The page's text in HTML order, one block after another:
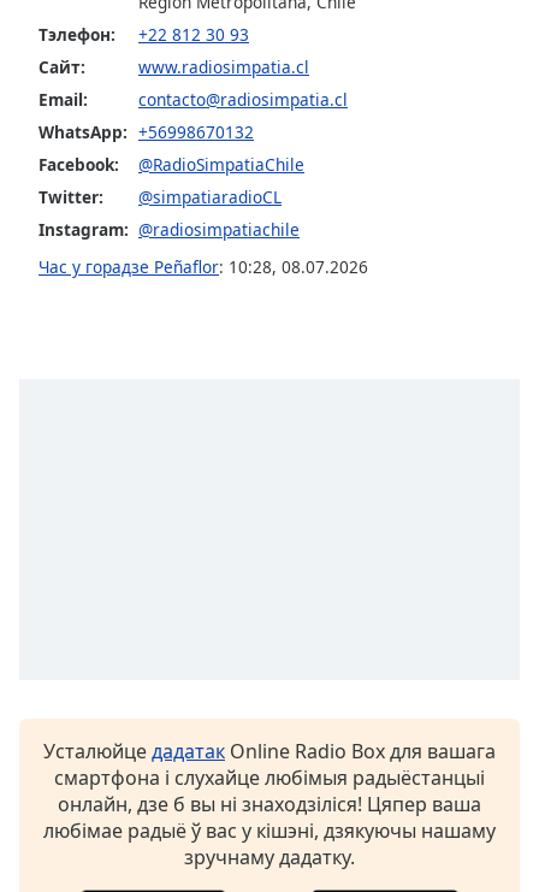
Opacity
Caption
Area
Background
Color
Modal
Тэлефон:
+22 812 30 93
Сайт:
www.radiosimpatia.cl
Email:
contacto@radiosimpatia.cl
WhatsApp: +56998670132
Facebook:
@RadioSimpatiaChile
Twitter:
@simpatiaradioCL
Instagram: @radiosimpatiachile
Час у горадзе Peñaflor: 10:28, 08.07.2026
Усталюйцедадатак Online Radio Box для вашага
смартфона і слухайце любімыя радыёстанцыі
онлайн, дзе б вы ні знаходзіліся! Цяпер ваша
любімае радыё ў вас у кішэні, дзякуючы нашаму
зручнаму дадатку.